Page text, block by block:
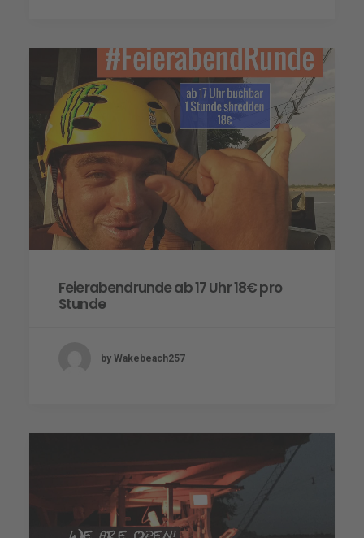
Feierabendrunde ab 17 Uhr 18€ pro
Stunde
by Wakebeach257